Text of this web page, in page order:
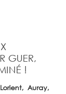
GUER,
!
Auray,